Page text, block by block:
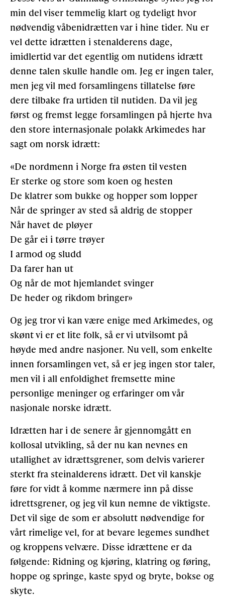
min del viser temmelig klart og tydeligt hvor
nødvendig våbenidrætten var i hine tider. Nu er
vel dette idrætten i stenalderens dage,
imidlertid var det egentlig om nutidens idrætt
denne talen skulle handle om. Jeg er ingen taler,
men jeg vil med forsamlingens tillatelse føre
dere tilbake fra urtiden til nutiden. Da vil jeg
først og fremst legge forsamlingen på hjerte hva
den store internasjonale polakk Arkimedes har
sagt om norsk idrætt:
«De nordmenn i Norge fra østen til vesten
Er sterke og store som koen og hesten
De klatrer som bukke og hopper som lopper
Når de springer av sted så aldrig de stopper
Når havet de pløyer
De går ei i tørre trøyer
I armod og sludd
Da farer han ut
Og når de mot hjemlandet svinger
De heder og rikdom bringer»
Og jeg tror vi kan være enige med Arkimedes, og
skønt vi er et lite folk, så er vi utvilsomt på
høyde med andre nasjoner. Nu vell, som enkelte
innen forsamlingen vet, så er jeg ingen stor taler,
men vil i all enfoldighet fremsette mine
personlige meninger og erfaringer om vår
nasjonale norske idrætt.
Idrætten har i de senere år gjennomgått en
kollosal utvikling, så der nu kan nevnes en
utallighet av idrættsgrener, som delvis varierer
sterkt fra steinalderens idrætt. Det vil kanskje
føre for vidt å komme nærmere inn på disse
idrettsgrener, og jeg vil kun nemne de viktigste.
Det vil sige de som er absolutt nødvendige for
vårt rimelige vel, for at bevare legemes sundhet
og kroppens velvære. Disse idrættene er da
følgende: Ridning og kjøring, klatring og føring,
hoppe og springe, kaste spyd og bryte, bokse og
skyte.